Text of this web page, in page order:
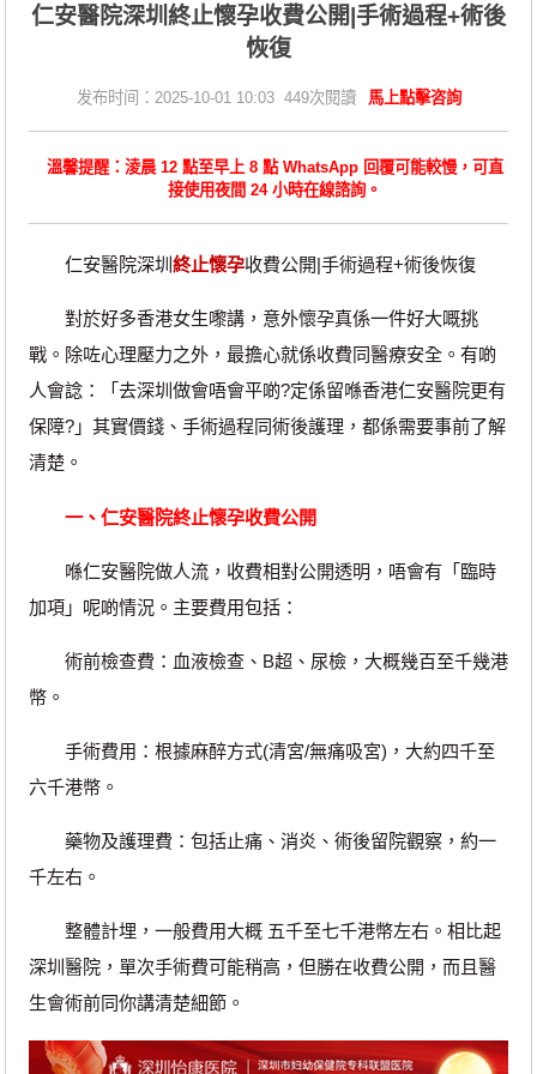
仁安醫院深圳終止懷孕收費公開|手術過程+術後
恢復
发布时间：2025-10-01 10:03 449次閱讀 馬上點擊咨詢
溫馨提醒：淩晨 12 點至早上 8 點 WhatsApp 回覆可能較慢，可直
接使用夜間 24 小時在線諮詢。
仁安醫院深圳 終止懷孕收費公開|手術過程+術後恢復
對於好多香港女生嚟講，意外懷孕真係一件好大嘅挑
戰。除咗心理壓力之外，最擔心就係收費同醫療安全。有啲
人會諗：「去深圳做會唔會平啲?定係留喺香港仁安醫院更有
保障?」其實價錢、手術過程同術後護理，都係需要事前了解
清楚。
一、仁安醫院終止懷孕收費公開
喺仁安醫院做人流，收費相對公開透明，唔會有「臨時
加項」呢啲情況。主要費用包括：
術前檢查費：血液檢查、B超、尿檢，大概幾百至千幾港
幣。
手術費用：根據麻醉方式(清宮/無痛吸宮)，大約四千至
六千港幣。
藥物及護理費：包括止痛、消炎、術後留院觀察，約一
千左右。
整體計埋，一般費用大概 五千至七千港幣左右。相比起
深圳醫院，單次手術費可能稍高，但勝在收費公開，而且醫
生會術前同你講清楚細節。